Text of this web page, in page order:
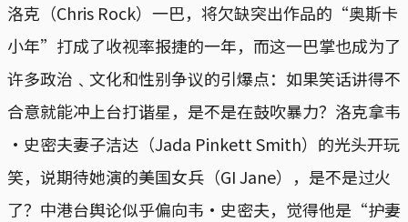
洛克（Chris Rock）一巴，将欠缺突出作品的“奥斯卡
小年”打成了收视率报捷的一年，而这一巴掌也成为了
许多政治﹑文化和性别争议的引爆点：如果笑话讲得不
合意就能冲上台打谐星，是不是在鼓吹暴力？洛克拿韦
·史密夫妻子洁达（Jada Pinkett Smith）的光头开玩
笑，说期待她演的美国女兵（GI Jane），是不是过火
了？中港台舆论似乎偏向韦·史密夫，觉得他是“护妻